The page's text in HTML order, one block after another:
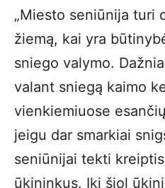
„Miesto seniūnija turi
žiemą, kai yra
sniego valymo.
valant sniegą kaimo
vienkiemiuose
jeigu dar smarkiai
seniūnijai tekti
ūkininkus. Iki šiol